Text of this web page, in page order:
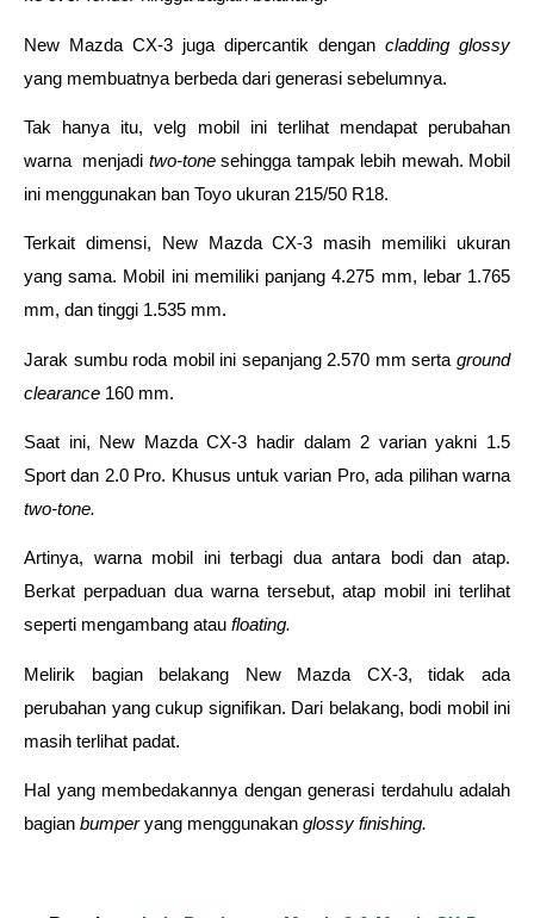
New Mazda CX-3 juga dipercantik dengan
yang membuatnya berbeda dari generasi sebelumnya.
Tak hanya itu, velg mobil ini terlihat mendapat perubahan
warna  menjadi two-tone sehingga tampak lebih mewah. Mobil
ini menggunakan ban Toyo ukuran 215/50 R18.
Terkait dimensi, New Mazda CX-3 masih memiliki ukuran
yang sama. Mobil ini memiliki panjang 4.275 mm, lebar 1.765
mm, dan tinggi 1.535 mm.
Jarak sumbu roda mobil ini sepanjang 2.570 mm serta ground
clearance 160 mm.
Saat ini, New Mazda CX-3 hadir dalam 2 varian yakni 1.5
two-tone.
Artinya, warna mobil ini terbagi dua antara bodi dan atap.
Berkat perpaduan dua warna tersebut, atap mobil ini terlihat
seperti mengambang atau floating.
Melirik bagian belakang New Mazda CX-3, tidak ada
perubahan yang cukup signifikan. Dari belakang, bodi mobil ini
masih terlihat padat.
Hal yang membedakannya dengan generasi terdahulu adalah
bagian bumper yang menggunakan glossy finishing.